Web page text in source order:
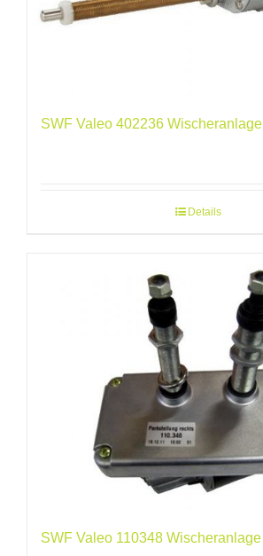
SWF Valeo 402236 Wischeranlage
Details
SWF Valeo 110348 Wischeranlage